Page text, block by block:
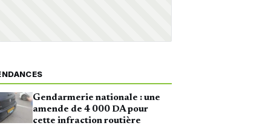
Gendarmerie nationale : une
amende de 4 000 DA pour
cette infraction routière